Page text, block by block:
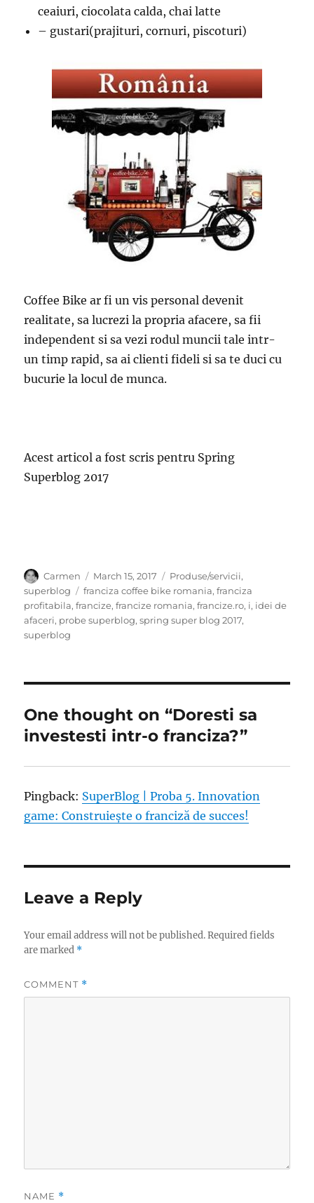
ceaiuri, ciocolata calda, chai latte
– gustari(prajituri, cornuri, piscoturi)
Coffee Bike ar fi un vis personal devenit
realitate, sa lucrezi la propria afacere, sa fii
independent si sa vezi rodul muncii tale intr-
un timp rapid, sa ai clienti fideli si sa te duci cu
bucurie la locul de munca.
Acest articol a fost scris pentru Spring
Superblog 2017
Author
Carmen
Posted
on
March 15, 2017 Categories
Produse/servicii,
superblog
Tags
franciza coffee bike romania,franciza
profitabila,francize,francize romania,francize.ro, i, idei de
afaceri, probe superblog,spring super blog 2017,
superblog
One thought on “Doresti sa
investesti intr-o franciza?”
Pingback: SuperBlog | Proba 5. Innovation
game: Construiește o franciză de succes!
Leave a Reply
Your email address will not be published. Required fields
are marked *
COMMENT *
NAME *